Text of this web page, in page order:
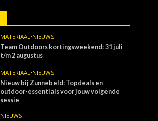
MATERIAAL •NIEUWS
Team Outdoors kortingsweekend: 31 juli
t/m 2 augustus
MATERIAAL •NIEUWS
Nieuw bij Zunnebeld: Topdeals en
outdoor-essentials voor jouw volgende
sessie
NIEUWS